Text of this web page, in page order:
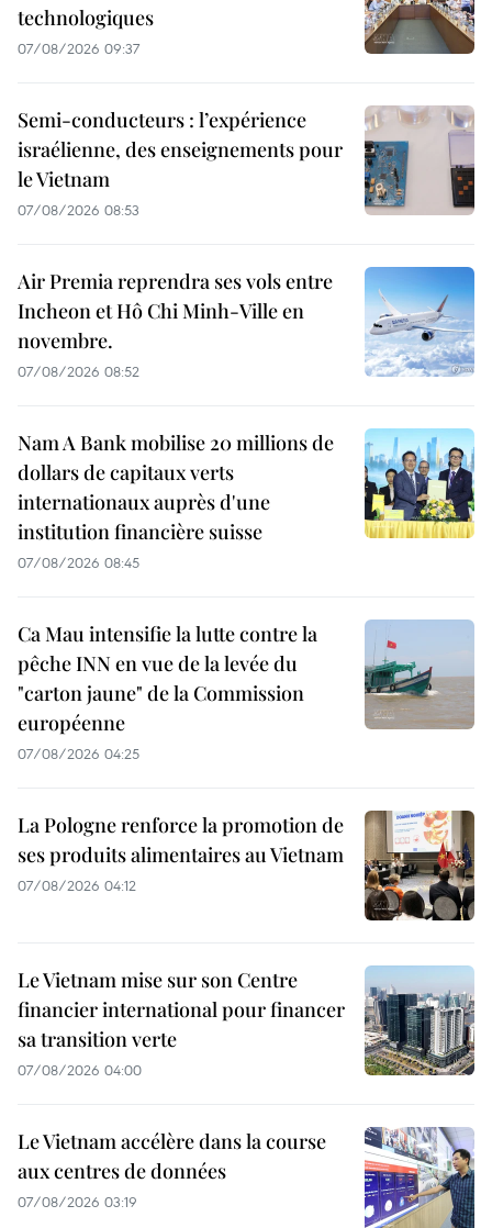
technologiques
07/08/2026 09:37
Semi-conducteurs : l’expérience
israélienne, des enseignements pour
le Vietnam
07/08/2026 08:53
Air Premia reprendra ses vols entre
Incheon et Hô Chi Minh-Ville en
novembre.
07/08/2026 08:52
Nam A Bank mobilise 20 millions de
dollars de capitaux verts
internationaux auprès d'une
institution financière suisse
07/08/2026 08:45
Ca Mau intensifie la lutte contre la
pêche INN en vue de la levée du
"carton jaune" de la Commission
européenne
07/08/2026 04:25
La Pologne renforce la promotion de
ses produits alimentaires au Vietnam
07/08/2026 04:12
Le Vietnam mise sur son Centre
financier international pour financer
sa transition verte
07/08/2026 04:00
Le Vietnam accélère dans la course
aux centres de données
07/08/2026 03:19